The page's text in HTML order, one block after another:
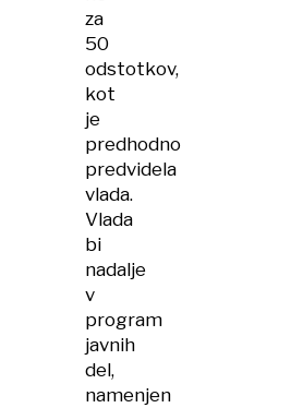
za
50
odstotkov,
kot
je
predhodno
predvidela
vlada.
Vlada
bi
nadalje
v
program
javnih
del,
namenjen